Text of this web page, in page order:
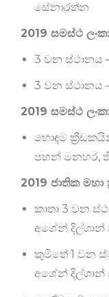
සේනාරත්න
2019 සමස්ථ
3 වන ස්ථානය
3 වන ස්ථානය
2019 සමස්ථ
හොඳම
පහන් මනහර,
2019 ජාතික මහා
කාතා 3 වන
අශේන් දිල්ශාන්
කුමිතේ 1 වන
අශේන් දිල්ශාන්